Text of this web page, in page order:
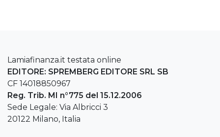
Lamiafinanza.it testata online
EDITORE: SPREMBERG EDITORE SRL SB
CF 14018850967
Reg. Trib. MI n°775 del 15.12.2006
Sede Legale: Via Albricci 3
20122 Milano, Italia